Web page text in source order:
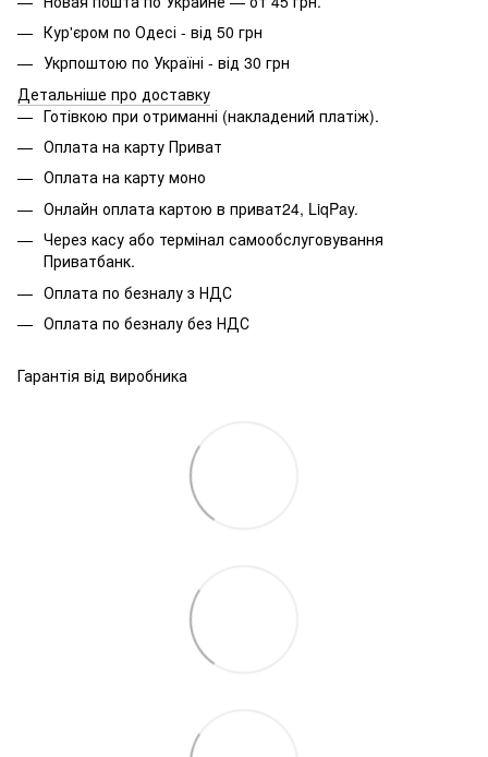
Кур'єром по Одесі - від 50 грн
Укрпоштою по Україні - від 30 грн
Детальніше про доставку
Готівкою при отриманні (накладений платіж).
Оплата на карту Приват
Оплата на карту моно
Онлайн оплата картою в приват24, LiqPay.
Через касу або термінал самообслуговування
Приватбанк.
Оплата по безналу з НДС
Оплата по безналу без НДС
Гарантія від виробника